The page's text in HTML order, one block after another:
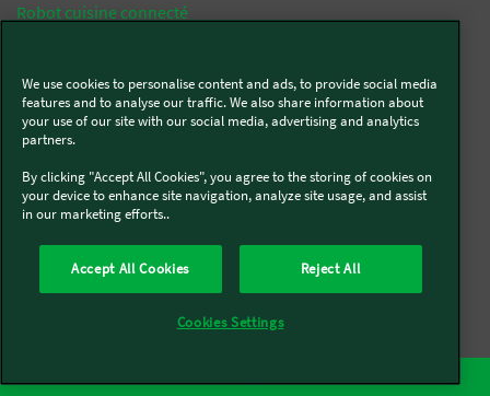
Robot cuisine connecté
Robot culinaire connecté
Robot ménager
Tops fonctions Thermomix®
Robot cuiseur vapeur
Robot batteur
Robot mélangeur
Robot mixeur soupe
We use cookies to personalise content and ads, to provide social media
features and to analyse our traffic. We also share information about
your use of our site with our social media, advertising and analytics
partners.
By clicking "Accept All Cookies", you agree to the storing of cookies on
your device to enhance site navigation, analyze site usage, and assist
in our marketing efforts..
Accept All Cookies Reject All
Cookies Settings